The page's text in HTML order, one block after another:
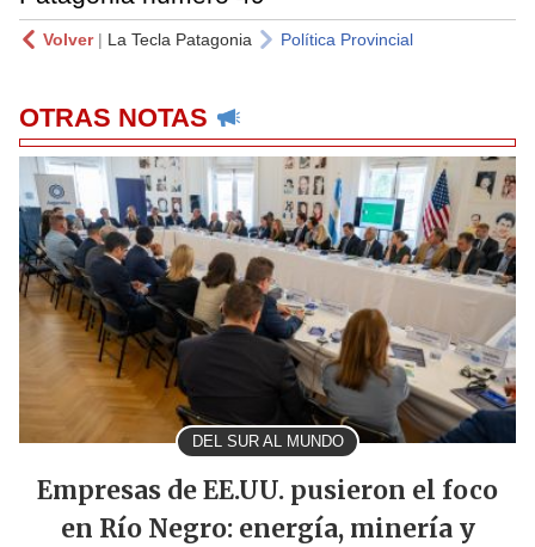
Volver| La Tecla Patagonia Política Provincial
OTRAS NOTAS
DEL SUR AL MUNDO
Empresas de EE.UU. pusieron el foco
en Río Negro: energía, minería y